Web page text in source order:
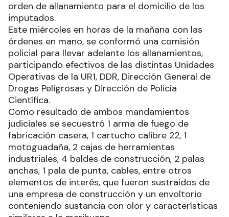
orden de allanamiento para el domicilio de los
imputados.
Este miércoles en horas de la mañana con las
órdenes en mano, se conformó una comisión
policial para llevar adelante los allanamientos,
participando efectivos de las distintas Unidades
Operativas de la UR1, DDR, Dirección General de
Drogas Peligrosas y Dirección de Policía
Científica.
Como resultado de ambos mandamientos
judiciales se secuestró 1 arma de fuego de
fabricación casera, 1 cartucho calibre 22, 1
motoguadaña, 2 cajas de herramientas
industriales, 4 baldes de construcción, 2 palas
anchas, 1 pala de punta, cables, entre otros
elementos de interés, que fueron sustraídos de
una empresa de construcción y un envoltorio
conteniendo sustancia con olor y características